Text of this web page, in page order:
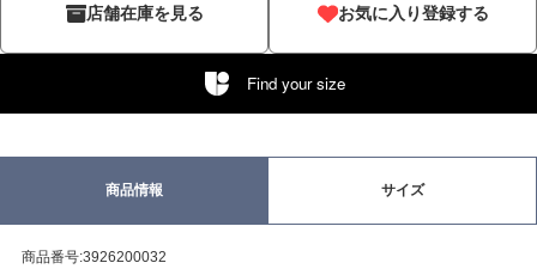
店舗在庫を見る お気に入り登録する
Find your size
商品情報 サイズ
商品番号:3926200032